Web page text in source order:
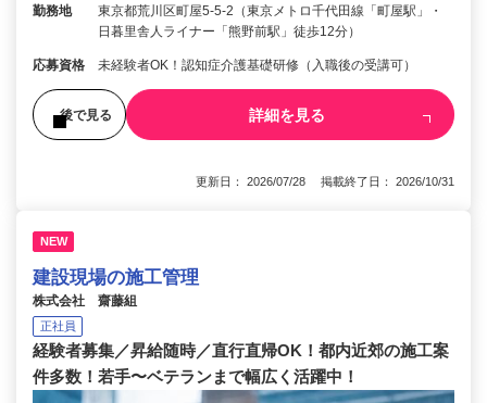
勤務地
東京都荒川区町屋5-5-2（東京メトロ千代田線「町屋駅」・
日暮里舎人ライナー「熊野前駅」徒歩12分）
応募資格 未経験者OK！認知症介護基礎研修（入職後の受講可）
後で見る 詳細を見る
更新日： 2026/07/28 掲載終了日： 2026/10/31
NEW
建設現場の施工管理
株式会社 齋藤組
正社員
経験者募集／昇給随時／直行直帰OK！都内近郊の施工案
件多数！若手〜ベテランまで幅広く活躍中！